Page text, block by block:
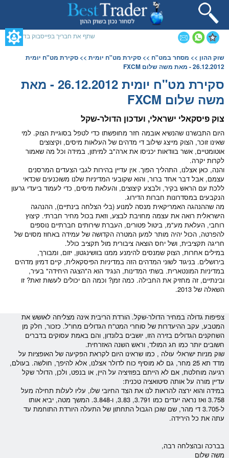
אינטרנט,
לחץ
שתף את חבריך בפייסבוק בדף זה
המרכזי,
באפשרותך
אנטר
כדי
לדלג
לאזור
שוק ההון >> מסחר במט"ח >> סקירת מט"ח יומית>> סקירת מט"ח יומית
26.12.2012 - מאת משה שלום FXCM
סקירת מט"ח יומית 26.12.2012 - מאת
משה שלום FXCM
צוק פיסקאלי ישראלי, ועדכון הדולר-שקל
היום התבשרנו שהנשיא אובמה חזר מחופשתו כדי לטפל בסוגיית הצוק. למי
שאינו זוכר, הצוק מייצג שילוב די מדהים של העלאות מיסים, וקיצוצים
אוטומטיים, אשר בוודאות יכניסו את ארה"ב למיתון, במידה וכל מה שאמור
לקרות יקרה.
והנה, כאן אצלנו, התהליך הפוך. אין עדיין בהירות לגבי הצעדים המרסנים
עצמם, אבל דבר אחד ברור, והוא שקובעי המדיניות שלנו משוכנעים שכדאי
ללכת עם הראש בקיר, ולבצע קיצוצים, והעלאת מיסים, כדי לעמוד ביעדי גרעון
הנקבעים במסדרונות חברות הדירוג.
מה שההנהגה האמריקאית מנסה למנוע (בלי הצלחה בינתיים), ההנהגה
הישראלית רואה את עצמה מחויבת לבצע, וזאת בכול מחיר חברתי. קיצוץ
רוחבי, העלאת מע"מ, ביטול פטורים, העברת שירותים חברתיים נוספים
להפרטה, הכול יהיה מותר למען המטרה הקדושה של עמידה באחוז מסוים של
חריגה תקציבית, ושל יחס הוצאה ציבורית מול תקציב כולל.
במילים אחרות, הצוק שמנסים להימנע ממנו בוושינגטון, יזום, ומבורך,
בירושלים. בניגוד לשוני המדהים הזה במדיניות הפיסקאלית, קיים דמיון מדהים
במדיניות המונטארית. בשתי המדינות, הנגיד הוא ה"הצגה היחידה" בעיר,
ובינתיים, זה מחזיק את החבילה. כמה זמן? וכמה הם יכולים לעשות זאת? זו
השאלה של 2013.
צפיפות גדולה במחיר הדולר-שקל. הורדת הריביתאינה מצליחה לאושש את
המטבע, עקב ההיעדרות של סוחרי המט"ח הגדולים מחו"ל. כזכור, חלק מן
השחקנים הגדולים בזירה הזו, יושבים בלונדון, והם באמת עסוקים בדברים
חשובים יותר כמו חג המולד, וראש השנה האזרחית.
שוק מניותישראלי עולה , כמו שראינו היום לקראת הפקיעה של האופציותעל
מדד תא 25 מחר, גם לא מוסיף כוח ל
דולראצלנו, אלא להיפך, חולשה. בעולם,
רגיעה מוחלטת, אם לא הייתם בפוזיציה על היין, או בנפט, ולכן, הדולר שקל
עדיין מורה על אותה סיטואציה טכנית:
במידה והוא ירצה להראות לנו את הצד החיובי שלו, עליו לעלות תחילה מעל
3.758 ואז נראה יעדים כמו 3.791, 3.83, ו-3.848. המשך מטה, יביא אותו
ל-3.705 די מהר, שם שוכן הגבול התחתון של התעלה היורדת התוחמת עד
עתה את כל הירידה.
בברכה ובהצלחה רבה,
משה שלום